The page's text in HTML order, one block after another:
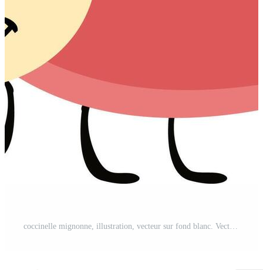
coccinelle mignonne, illustration, vecteur sur fond blanc. Vecteur Pro